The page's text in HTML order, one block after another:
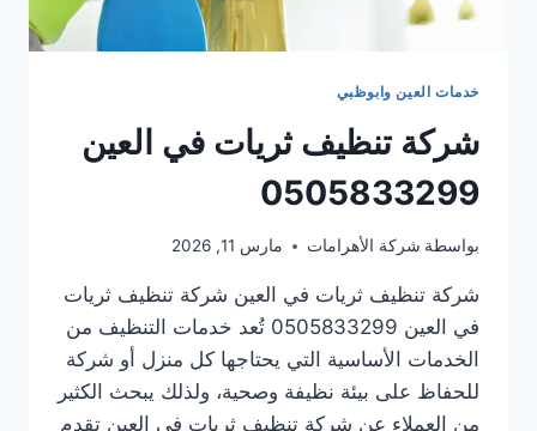
خدمات العين وابوظبي
شركة تنظيف ثريات في العين
0505833299
بواسطة شركة الأهرامات مارس 11, 2026
شركة تنظيف ثريات في العين شركة تنظيف ثريات
في العين 0505833299 تُعد خدمات التنظيف من
الخدمات الأساسية التي يحتاجها كل منزل أو شركة
للحفاظ على بيئة نظيفة وصحية، ولذلك يبحث الكثير
من العملاء عن شركة تنظيف ثريات في العين تقدم